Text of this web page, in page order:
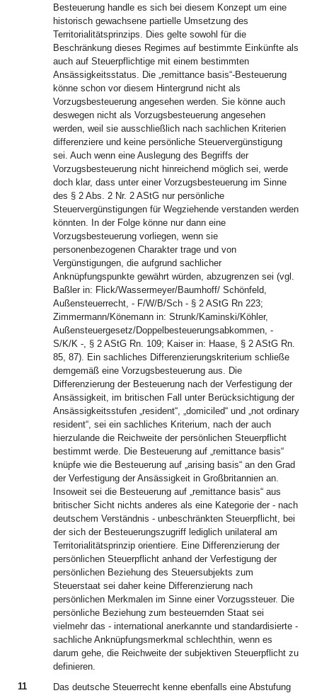
Besteuerung handle es sich bei diesem Konzept um eine
historisch gewachsene partielle Umsetzung des
Territorialitätsprinzips. Dies gelte sowohl für die
Beschränkung dieses Regimes auf bestimmte Einkünfte als
auch auf Steuerpflichtige mit einem bestimmten
Ansässigkeitsstatus. Die „remittance basis“-Besteuerung
könne schon vor diesem Hintergrund nicht als
Vorzugsbesteuerung angesehen werden. Sie könne auch
deswegen nicht als Vorzugsbesteuerung angesehen
werden, weil sie ausschließlich nach sachlichen Kriterien
differenziere und keine persönliche Steuervergünstigung
sei. Auch wenn eine Auslegung des Begriffs der
Vorzugsbesteuerung nicht hinreichend möglich sei, werde
doch klar, dass unter einer Vorzugsbesteuerung im Sinne
des § 2 Abs. 2 Nr. 2 AStG nur persönliche
Steuervergünstigungen für Wegziehende verstanden werden
könnten. In der Folge könne nur dann eine
Vorzugsbesteuerung vorliegen, wenn sie
personenbezogenen Charakter trage und von
Vergünstigungen, die aufgrund sachlicher
Anknüpfungspunkte gewährt würden, abzugrenzen sei (vgl.
Baßler in: Flick/Wassermeyer/Baumhoff/ Schönfeld,
Außensteuerrecht, - F/W/B/Sch - § 2 AStG Rn 223;
Zimmermann/Könemann in: Strunk/Kaminski/Köhler,
Außensteuergesetz/Doppelbesteuerungsabkommen, -
S/K/K -, § 2 AStG Rn. 109; Kaiser in: Haase, § 2 AStG Rn.
85, 87). Ein sachliches Differenzierungskriterium schließe
demgemäß eine Vorzugsbesteuerung aus. Die
Differenzierung der Besteuerung nach der Verfestigung der
Ansässigkeit, im britischen Fall unter Berücksichtigung der
Ansässigkeitsstufen „resident“, „domiciled“ und „not ordinary
resident“, sei ein sachliches Kriterium, nach der auch
hierzulande die Reichweite der persönlichen Steuerpflicht
bestimmt werde. Die Besteuerung auf „remittance basis“
knüpfe wie die Besteuerung auf „arising basis“ an den Grad
der Verfestigung der Ansässigkeit in Großbritannien an.
Insoweit sei die Besteuerung auf „remittance basis“ aus
britischer Sicht nichts anderes als eine Kategorie der - nach
deutschem Verständnis - unbeschränkten Steuerpflicht, bei
der sich der Besteuerungszugriff lediglich unilateral am
Territorialitätsprinzip orientiere. Eine Differenzierung der
persönlichen Steuerpflicht anhand der Verfestigung der
persönlichen Beziehung des Steuersubjekts zum
Steuerstaat sei daher keine Differenzierung nach
persönlichen Merkmalen im Sinne einer Vorzugssteuer. Die
persönliche Beziehung zum besteuernden Staat sei
vielmehr das - international anerkannte und standardisierte -
sachliche Anknüpfungsmerkmal schlechthin, wenn es
darum gehe, die Reichweite der subjektiven Steuerpflicht zu
definieren.
11
Das deutsche Steuerrecht kenne ebenfalls eine Abstufung